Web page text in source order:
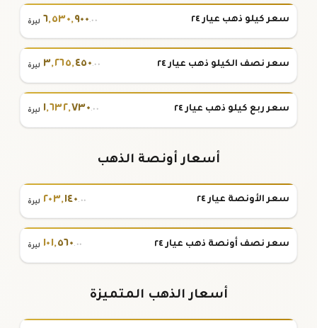
سعر كيلو ذهب عيار ٢٤ ٦,٥٣٠,٩٠٠.٠٠ ليرة
سعر نصف الكيلو ذهب عيار ٢٤ ٣,٢٦٥,٤٥٠.٠٠ ليرة
سعر ربع كيلو ذهب عيار ٢٤ ١,٦٣٢,٧٣٠.٠٠ ليرة
أسعار أونصة الذهب
سعر الأونصة عيار ٢٤ ٢٠٣,١٤٠.٠٠ ليرة
سعر نصف أونصة ذهب عيار ٢٤ ١٠١,٥٦٠.٠٠ ليرة
أسعار الذهب المتميزة